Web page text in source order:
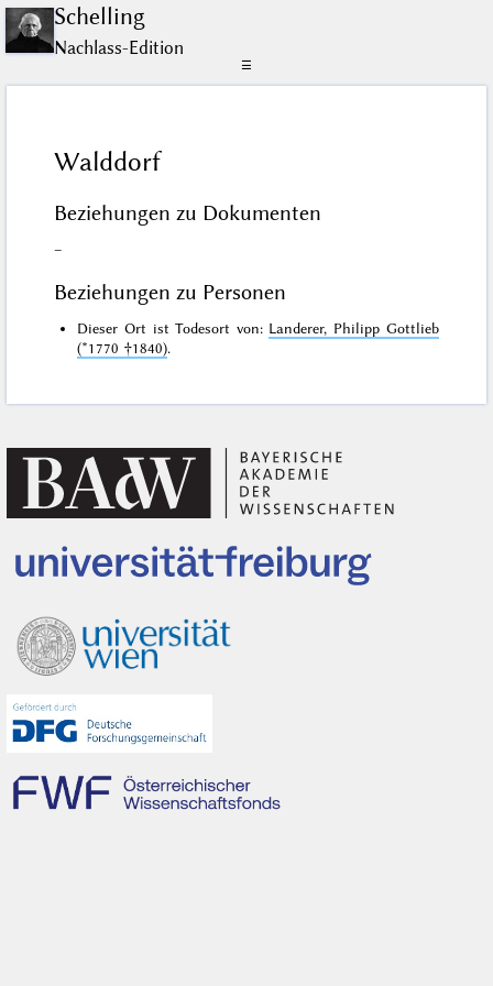
Schelling
Nachlass-Edition
☰
Walddorf
Beziehungen zu Dokumenten
–
Beziehungen zu Personen
Dieser Ort ist Todesort von: Landerer, Philipp Gottlieb
(*1770 †1840).